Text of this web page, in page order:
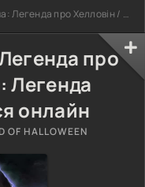
про Хелловін / Хром: Легенда оживає
про
Легенда
онлайн
OF HALLOWEEN